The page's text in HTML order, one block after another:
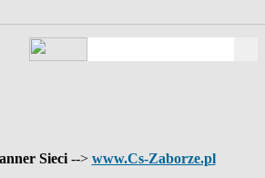
Sieci --> www.Cs-Zaborze.pl